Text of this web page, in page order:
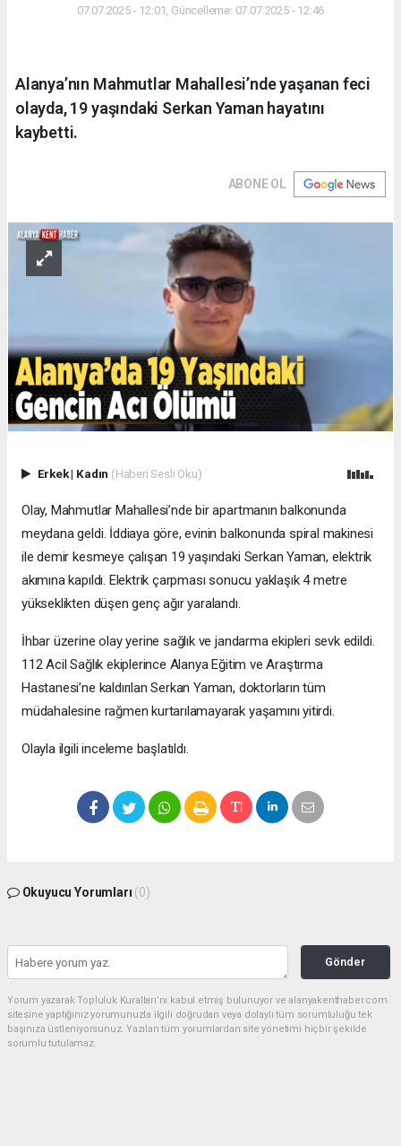
07.07.2025 - 12:01, Güncelleme: 07.07.2025 - 12:46
Alanya’nın Mahmutlar Mahallesi’nde yaşanan feci
olayda, 19 yaşındaki Serkan Yaman hayatını
kaybetti.
ABONE OL
Erkek| Kadın (Haberi Sesli Oku)
Olay, Mahmutlar Mahallesi’nde bir apartmanın balkonunda
meydana geldi. İddiaya göre, evinin balkonunda spiral makinesi
ile demir kesmeye çalışan 19 yaşındaki Serkan Yaman, elektrik
akımına kapıldı. Elektrik çarpması sonucu yaklaşık 4 metre
yükseklikten düşen genç ağır yaralandı.
İhbar üzerine olay yerine sağlık ve jandarma ekipleri sevk edildi.
112 Acil Sağlık ekiplerince Alanya Eğitim ve Araştırma
Hastanesi’ne kaldırılan Serkan Yaman, doktorların tüm
müdahalesine rağmen kurtarılamayarak yaşamını yitirdi.
Olayla ilgili inceleme başlatıldı.
Okuyucu Yorumları (0)
Gönder
Yorum yazarak Topluluk Kuralları’nı kabul etmiş bulunuyor ve alanyakenthaber.com
sitesine yaptığınız yorumunuzla ilgili doğrudan veya dolaylı tüm sorumluluğu tek
başınıza üstleniyorsunuz. Yazılan tüm yorumlardan site yönetimi hiçbir şekilde
sorumlu tutulamaz.